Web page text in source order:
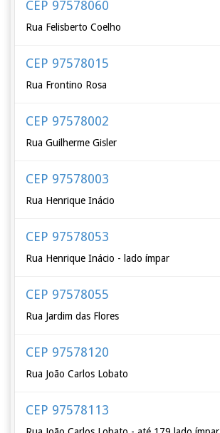
CEP 97578060
Rua Felisberto Coelho
CEP 97578015
Rua Frontino Rosa
CEP 97578002
Rua Guilherme Gisler
CEP 97578003
Rua Henrique Inácio
CEP 97578053
Rua Henrique Inácio - lado ímpar
CEP 97578055
Rua Jardim das Flores
CEP 97578120
Rua João Carlos Lobato
CEP 97578113